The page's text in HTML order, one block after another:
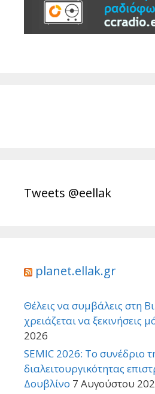
Tweets @eellak
planet.ellak.gr
Θέλεις να συμβάλεις στη
χρειάζεται να ξεκινήσεις
2026
SEMIC 2026: Το συνέδριο
διαλειτουργικότητας
Δουβλίνο 7 Αυγούστου